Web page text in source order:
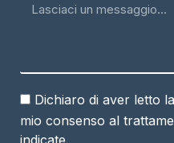
Dichiaro di aver letto la
mio consenso al
indicate.